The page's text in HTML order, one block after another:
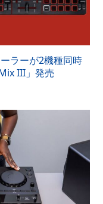
ラーが2機種同時
III」発売